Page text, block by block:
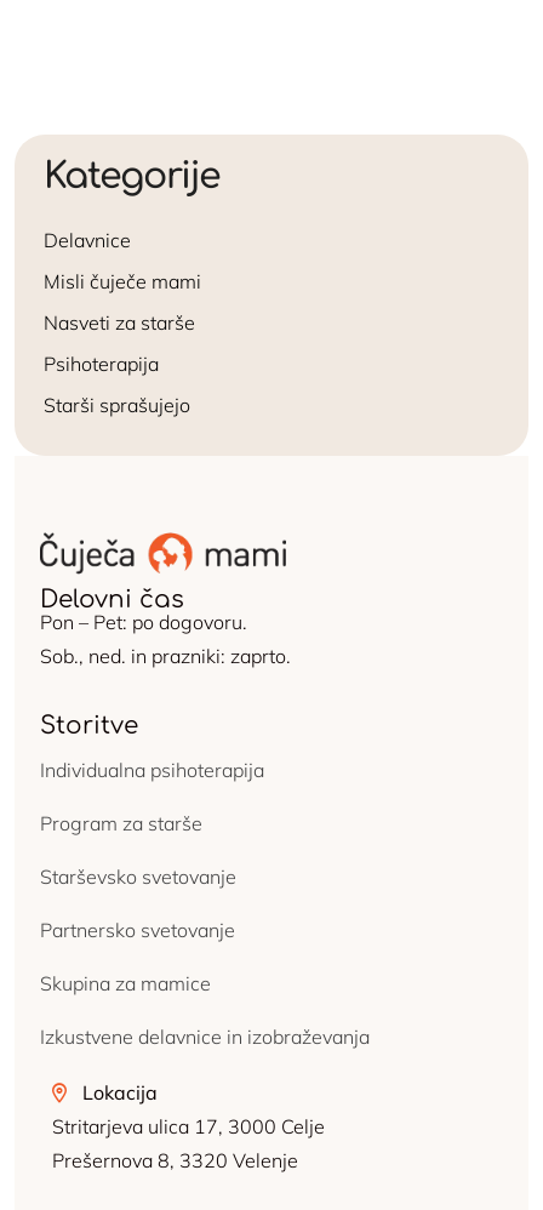
Kategorije
Delavnice
Misli čuječe mami
Nasveti za starše
Psihoterapija
Starši sprašujejo
Delovni čas
Pon – Pet: po dogovoru.
Sob., ned. in prazniki: zaprto.
Storitve
Individualna psihoterapija
Program za starše
Starševsko svetovanje
Partnersko svetovanje
Skupina za mamice
Izkustvene delavnice in izobraževanja
Lokacija
Stritarjeva ulica 17, 3000 Celje
Prešernova 8, 3320 Velenje